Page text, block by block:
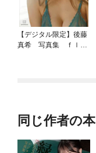
【デジタル限定】後藤
真希 写真集 ｆｌｏ
同じ作者の本